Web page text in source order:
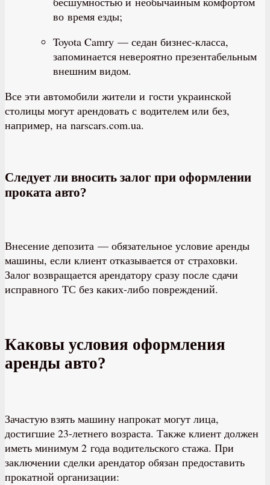
во время езды;
Toyota Camry — седан бизнес-класса,
запоминается невероятно презентабельным
внешним видом.
Все эти автомобили жители и гости украинской
столицы могут арендовать с водителем или без,
например, на narscars.com.ua.
Следует ли вносить залог при оформлении
проката авто?
Внесение депозита — обязательное условие аренды
машины, если клиент отказывается от страховки.
Залог возвращается арендатору сразу после сдачи
исправного ТС без каких-либо повреждений.
Каковы условия оформления
аренды авто?
Зачастую взять машину напрокат могут лица,
достигшие 23-летнего возраста. Также клиент должен
иметь минимум 2 года водительского стажа. При
заключении сделки арендатор обязан предоставить
прокатной организации: